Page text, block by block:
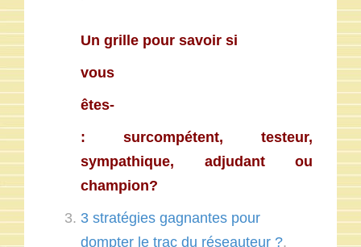
Un grille pour savoir si
vous
êtes-
: surcompétent, testeur,
sympathique, adjudant ou
champion?
3 stratégies gagnantes pour
dompter le trac du réseauteur ?.